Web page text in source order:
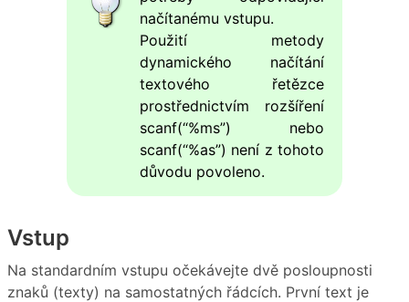
načítanému vstupu.
Použití metody
dynamického načítání
textového řetězce
prostřednictvím rozšíření
scanf(“%ms”) nebo
scanf(“%as”) není z tohoto
důvodu povoleno.
Vstup
Na standardním vstupu očekávejte dvě posloupnosti
znaků (texty) na samostatných řádcích. První text je